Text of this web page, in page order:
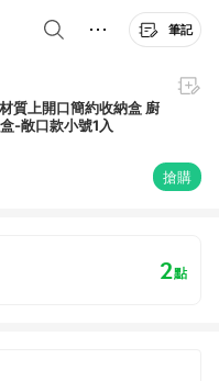
筆記
質上開口簡約收納盒 廚
-敞口款小號1入
搶購
2點